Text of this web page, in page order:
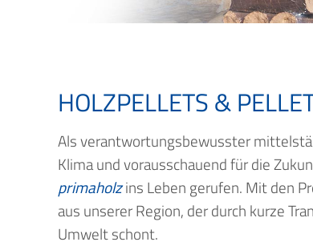
HOLZPELLETS &
Als verantwortungsbewusster
Klima und vorausschauend für die
primaholzins Leben gerufen. Mit den
aus unserer Region, der durch kurze
Umwelt schont.